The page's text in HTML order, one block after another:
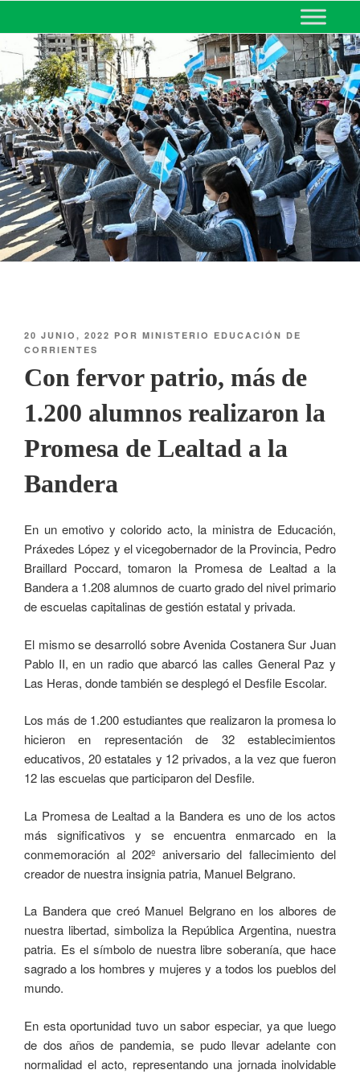
MINISTERIO DE EDUCACIÓN
DE CORRIENTES
20 JUNIO, 2022 POR MINISTERIO EDUCACIÓN DE
CORRIENTES
Con fervor patrio, más de
1.200 alumnos realizaron la
Promesa de Lealtad a la
Bandera
En un emotivo y colorido acto, la ministra de Educación,
Práxedes López y el vicegobernador de la Provincia, Pedro
Braillard Poccard, tomaron la Promesa de Lealtad a la
Bandera a 1.208 alumnos de cuarto grado del nivel primario
de escuelas capitalinas de gestión estatal y privada.
El mismo se desarrolló sobre Avenida Costanera Sur Juan
Pablo II, en un radio que abarcó las calles General Paz y
Las Heras, donde también se desplegó el Desfile Escolar.
Los más de 1.200 estudiantes que realizaron la promesa lo
hicieron en representación de 32 establecimientos
educativos, 20 estatales y 12 privados, a la vez que fueron
12 las escuelas que participaron del Desfile.
La Promesa de Lealtad a la Bandera es uno de los actos
más significativos y se encuentra enmarcado en la
conmemoración al 202º aniversario del fallecimiento del
creador de nuestra insignia patria, Manuel Belgrano.
La Bandera que creó Manuel Belgrano en los albores de
nuestra libertad, simboliza la República Argentina, nuestra
patria. Es el símbolo de nuestra libre soberanía, que hace
sagrado a los hombres y mujeres y a todos los pueblos del
mundo.
En esta oportunidad tuvo un sabor especiar, ya que luego
de dos años de pandemia, se pudo llevar adelante con
normalidad el acto, representando una jornada inolvidable